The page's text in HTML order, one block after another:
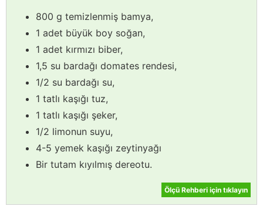
800 g temizlenmiş bamya,
1 adet büyük boy soğan,
1 adet kırmızı biber,
1,5 su bardağı domates rendesi,
1/2 su bardağı su,
1 tatlı kaşığı tuz,
1 tatlı kaşığı şeker,
1/2 limonun suyu,
4-5 yemek kaşığı zeytinyağı
Bir tutam kıyılmış dereotu.
Ölçü Rehberi için tıklayın